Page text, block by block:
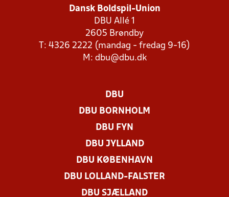
Dansk Boldspil-Union
DBU Allé 1
2605 Brøndby
T: 4326 2222 (mandag - fredag 9-16)
M: dbu@dbu.dk
DBU
DBU BORNHOLM
DBU FYN
DBU JYLLAND
DBU KØBENHAVN
DBU LOLLAND-FALSTER
DBU SJÆLLAND